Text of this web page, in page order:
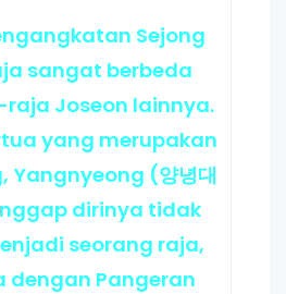
Sejong
sangat berbeda
Joseon lainnya.
yang merupakan
Yangnyeong (양녕대
dirinya tidak
seorang raja,
dengan Pangeran